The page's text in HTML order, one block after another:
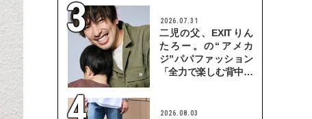
2026.07.31
二児の父、EXITりん
たろー。の“アメカ
ジ”パパファッション
「全力で楽しむ背中を
2026.08.03